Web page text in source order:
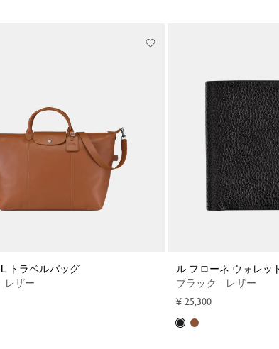
L トラベルバッグ
レザー
ル フローネ ウォレッ
ブラック - レザー
¥ 25,300